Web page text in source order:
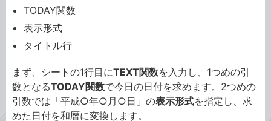
TODAY関数
表示形式
タイトル行
まず、シートの1行目にTEXT関数を入力し、1つめの引
数となるTODAY関数で今日の日付を求めます。2つめの
引数では「平成○年○月○日」の表示形式を指定し、求
めた日付を和暦に変換します。